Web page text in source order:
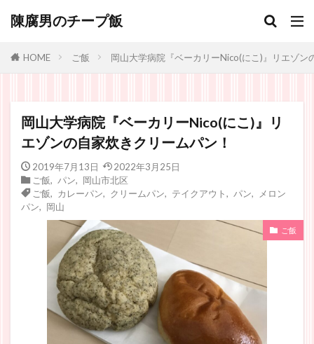
陳腐男のチープ飯
HOME ご飯 岡山大学病院『ベーカリーNico(にこ)』リエゾン
岡山大学病院『ベーカリーNico(にこ)』リ
エゾンの自家炊きクリームパン！
2019年7月13日
2022年3月25日
ご飯
パン
岡山市北区
ご飯
カレーパン クリームパン テイクアウト パン
メロン
パン
岡山
ご飯